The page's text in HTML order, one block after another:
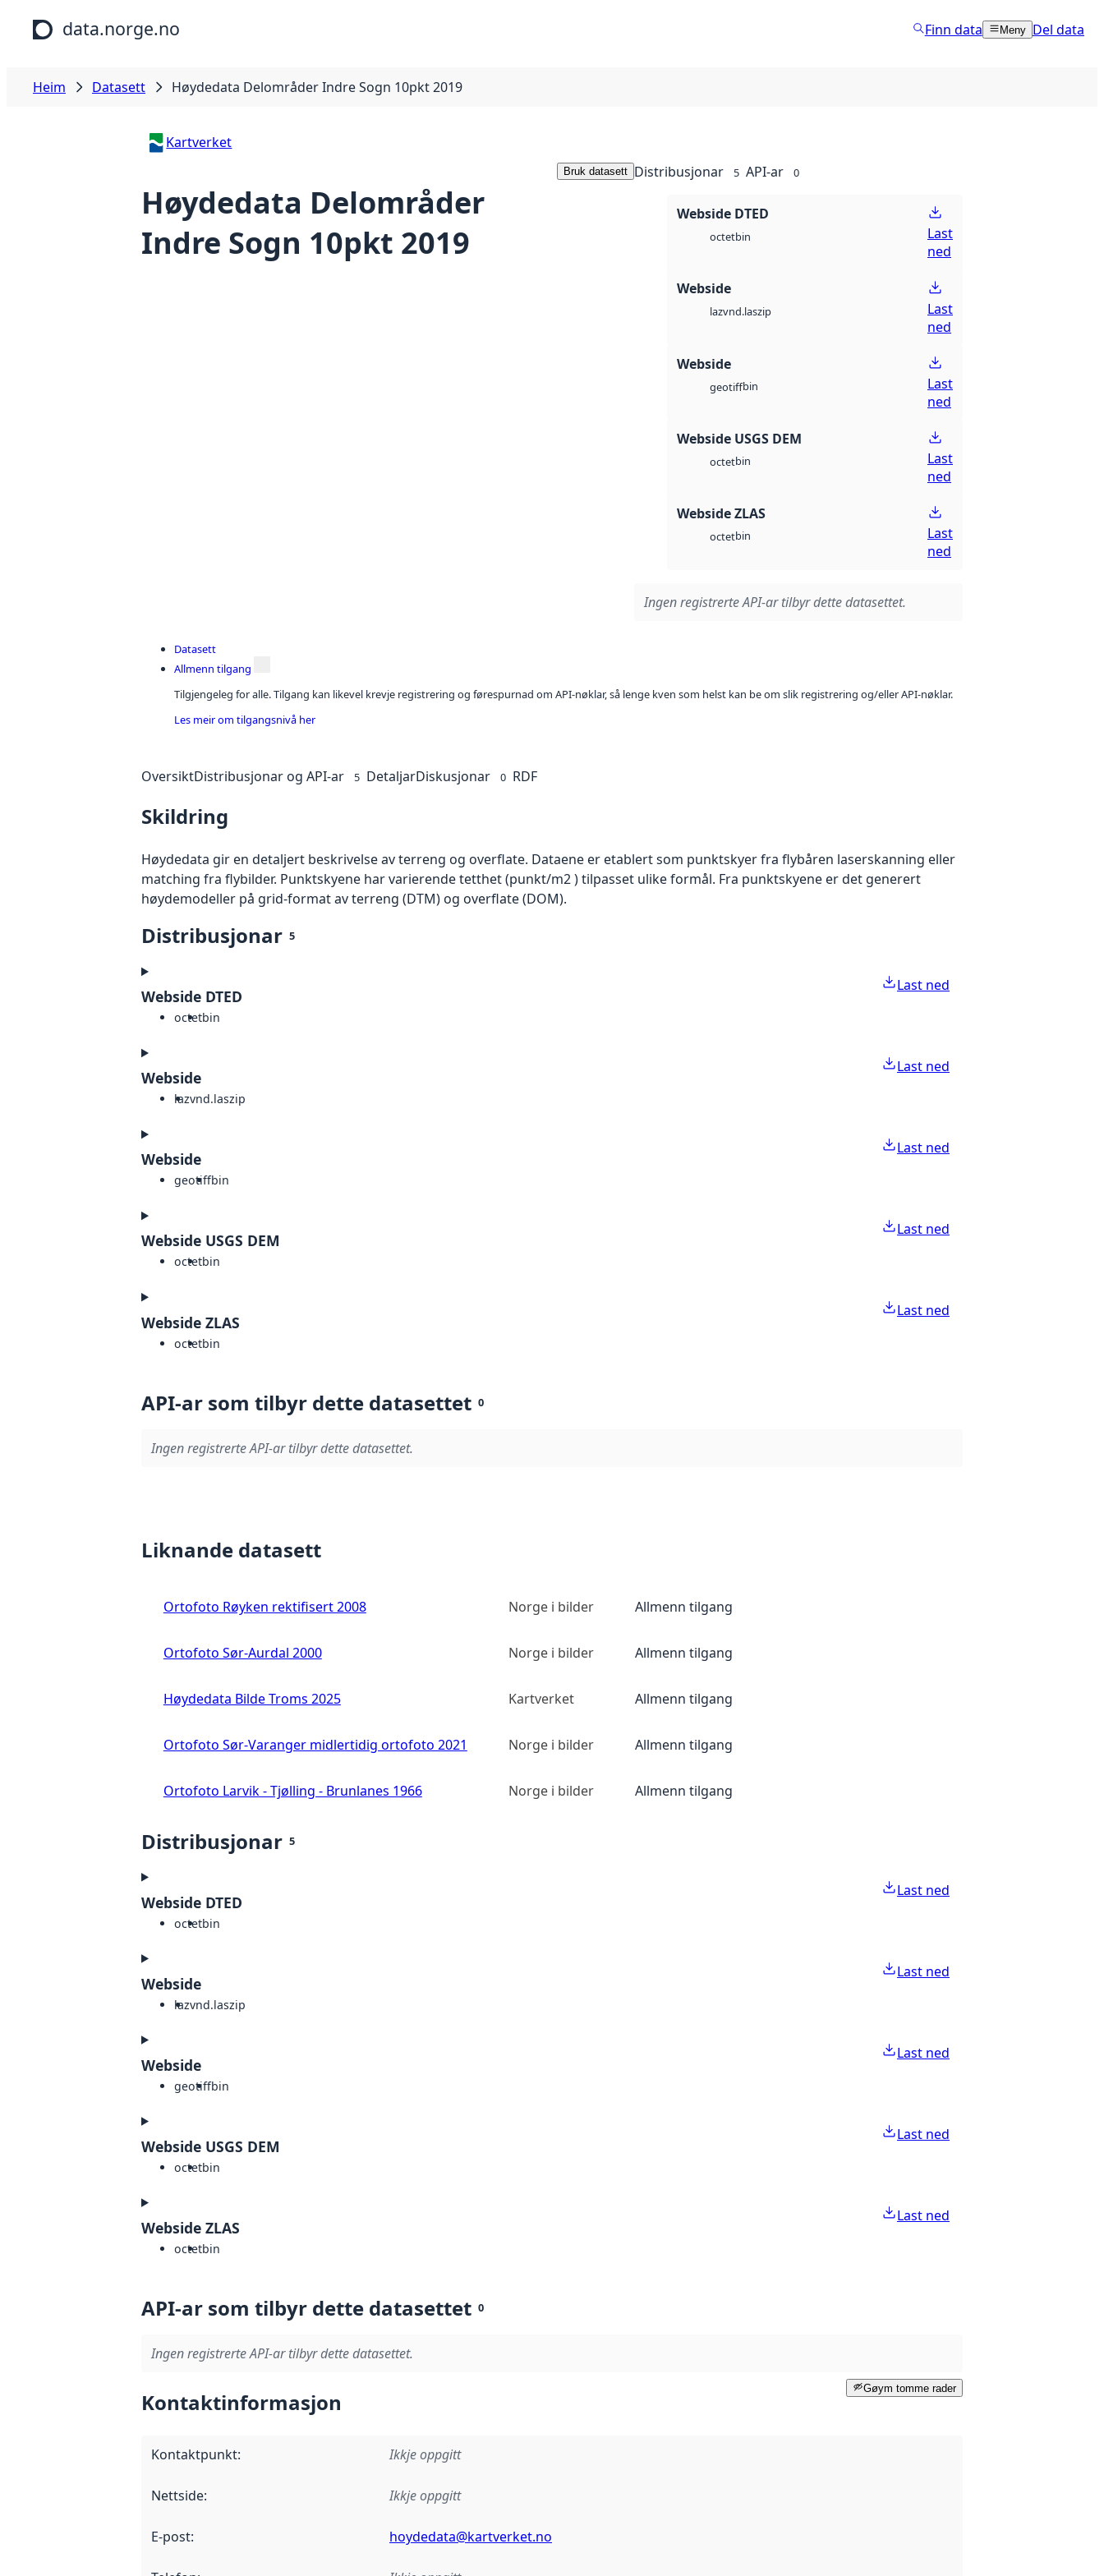
Hopp til hovudinnhald
data.norge.no Finn data Meny Del data
Heim Datasett Høydedata Delområder Indre Sogn 10pkt 2019
Kartverket
Høydedata Delområder
Indre Sogn 10pkt 2019
Bruk datasett Distribusjonar 5 API-ar 0
Webside DTED
octetbin
Last
ned
Webside
lazvnd.laszip
Last
ned
Webside
geotiffbin
Last
ned
Webside USGS DEM
octetbin
Last
ned
Webside ZLAS
octetbin
Last
ned
Ingen registrerte API-ar tilbyr dette datasettet.
Datasett
Allmenn tilgang
Tilgjengeleg for alle. Tilgang kan likevel krevje registrering og førespurnad om API-nøklar, så lenge kven som helst kan be om slik registrering og/eller API-nøklar.
Les meir om tilgangsnivå her
OversiktDistribusjonar og API-ar 5 DetaljarDiskusjonar 0 RDF
Skildring
Høydedata gir en detaljert beskrivelse av terreng og overflate. Dataene er etablert som punktskyer fra flybåren laserskanning eller
matching fra flybilder. Punktskyene har varierende tetthet (punkt/m2 ) tilpasset ulike formål. Fra punktskyene er det generert
høydemodeller på grid-format av terreng (DTM) og overflate (DOM).
Distribusjonar 5
Webside DTED
octetbin
Last ned
Webside
lazvnd.laszip
Last ned
Webside
geotiffbin
Last ned
Webside USGS DEM
octetbin
Last ned
Webside ZLAS
octetbin
Last ned
API-ar som tilbyr dette datasettet 0
Ingen registrerte API-ar tilbyr dette datasettet.
Liknande datasett
Ortofoto Røyken rektifisert 2008 Norge i bilder Allmenn tilgang
Ortofoto Sør-Aurdal 2000 Norge i bilder Allmenn tilgang
Høydedata Bilde Troms 2025 Kartverket Allmenn tilgang
Ortofoto Sør-Varanger midlertidig ortofoto 2021 Norge i bilder Allmenn tilgang
Ortofoto Larvik - Tjølling - Brunlanes 1966 Norge i bilder Allmenn tilgang
Distribusjonar 5
Webside DTED
octetbin
Last ned
Webside
lazvnd.laszip
Last ned
Webside
geotiffbin
Last ned
Webside USGS DEM
octetbin
Last ned
Webside ZLAS
octetbin
Last ned
API-ar som tilbyr dette datasettet 0
Ingen registrerte API-ar tilbyr dette datasettet.
Gøym tomme rader
Kontaktinformasjon
Kontaktpunkt: Ikkje oppgitt
Nettside: Ikkje oppgitt
E-post: hoydedata@kartverket.no